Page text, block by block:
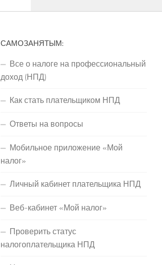
САМОЗАНЯТЫМ:
Все о налоге на профессиональный
доход (НПД)
Как стать плательщиком НПД
Ответы на вопросы
Мобильное приложение «Мой
налог»
Личный кабинет плательщика НПД
Веб-кабинет «Мой налог»
Проверить статус
налогоплательщика НПД